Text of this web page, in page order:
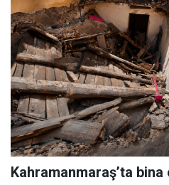
Kahramanmaraş’ta